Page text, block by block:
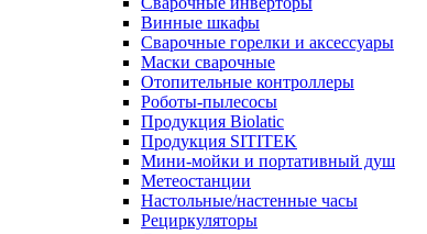
Винные шкафы
Сварочные горелки и аксессуары
Маски сварочные
Отопительные контроллеры
Роботы-пылесосы
Продукция Biolatic
Продукция SITITEK
Мини-мойки и портативный душ
Метеостанции
Настольные/настенные часы
Рециркуляторы